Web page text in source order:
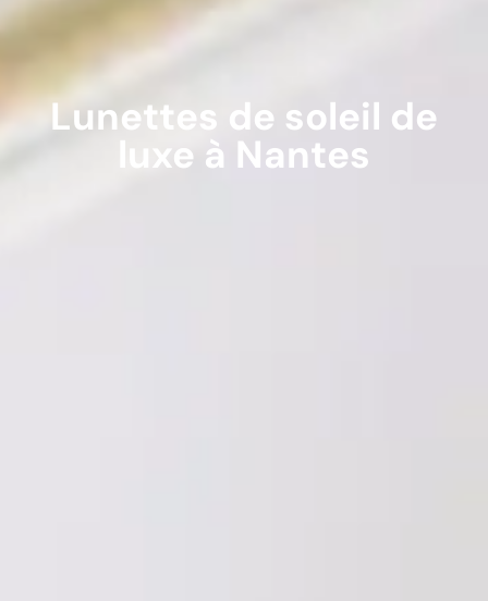
Lunettes de soleil de
luxe à Nantes